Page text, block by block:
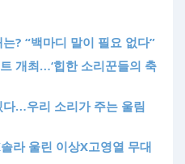
는? “백마디 말이 필요 없다”
개최…‘힙한 소리꾼들의 축
다…우리 소리가 주는 울림
라 울린 이상X고영열 무대